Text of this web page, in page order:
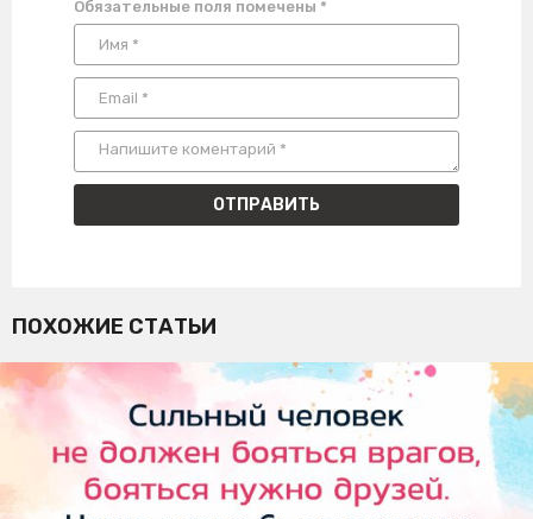
Обязательные поля помечены *
ПОХОЖИЕ СТАТЬИ